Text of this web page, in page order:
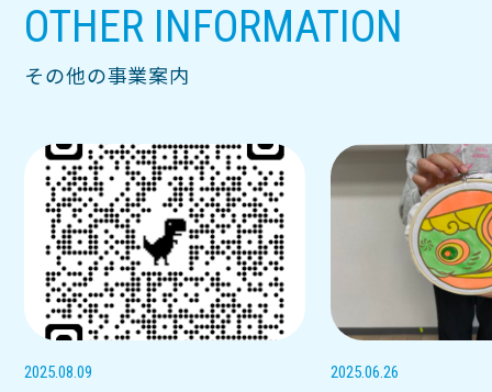
OTHER INFORMATION
その他の事業案内
2025.08.09 2025.06.26